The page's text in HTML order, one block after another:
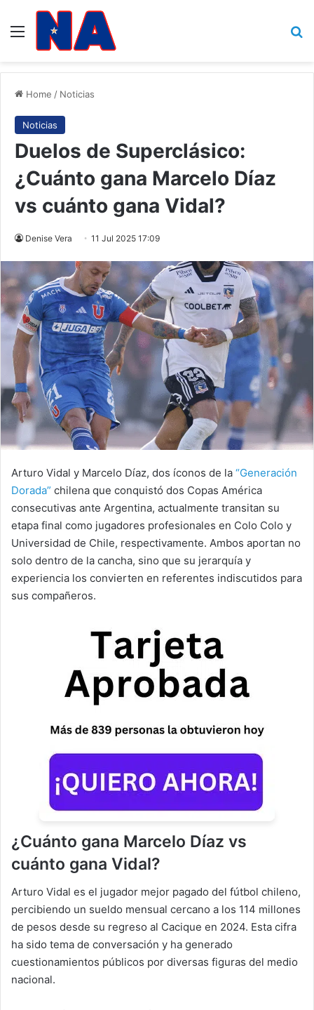
Menu
Home / Noticias
Noticias
Duelos de Superclásico:
¿Cuánto gana Marcelo Díaz
vs cuánto gana Vidal?
Denise Vera 11 Jul 2025 17:09
Arturo Vidal y Marcelo Díaz, dos íconos de la “Generación
Dorada” chilena que conquistó dos Copas América
consecutivas ante Argentina, actualmente transitan su
etapa final como jugadores profesionales en Colo Colo y
Universidad de Chile, respectivamente. Ambos aportan no
solo dentro de la cancha, sino que su jerarquía y
experiencia los convierten en referentes indiscutidos para
sus compañeros.
¿Cuánto gana Marcelo Díaz vs
cuánto gana Vidal?
Arturo Vidal es el jugador mejor pagado del fútbol chileno,
percibiendo un sueldo mensual cercano a los 114 millones
de pesos desde su regreso al Cacique en 2024. Esta cifra
ha sido tema de conversación y ha generado
cuestionamientos públicos por diversas figuras del medio
nacional.